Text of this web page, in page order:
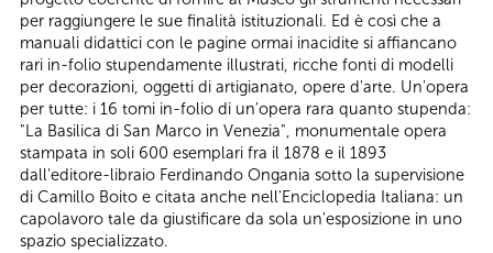
per raggiungere le sue finalità istituzionali. Ed è così che a
manuali didattici con le pagine ormai inacidite si affiancano
rari in-folio stupendamente illustrati, ricche fonti di modelli
per decorazioni, oggetti di artigianato, opere d'arte. Un'opera
per tutte: i 16 tomi in-folio di un'opera rara quanto stupenda:
"La Basilica di San Marco in Venezia", monumentale opera
stampata in soli 600 esemplari fra il 1878 e il 1893
dall'editore-libraio Ferdinando Ongania sotto la supervisione
di Camillo Boito e citata anche nell'Enciclopedia Italiana: un
capolavoro tale da giustificare da sola un'esposizione in uno
spazio specializzato.